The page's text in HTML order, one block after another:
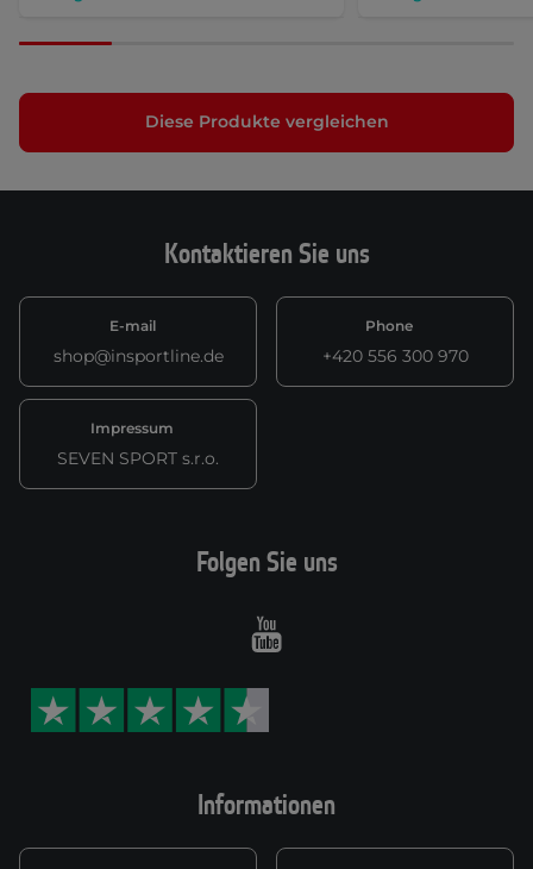
Diese Produkte vergleichen
Kontaktieren Sie uns
E-mail
shop@insportline.de
Phone
+420 556 300 970
Impressum
SEVEN SPORT s.r.o.
Informationen
Folgen Sie uns
Youtube